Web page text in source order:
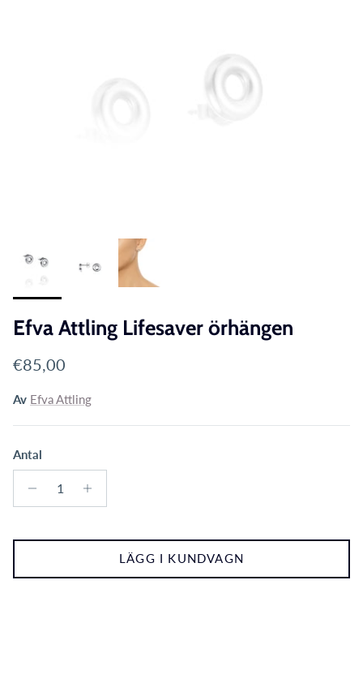
Efva Attling Lifesaver örhängen
Translation missing:
€85,00
Av Efva Attling
Antal
LÄGG I KUNDVAGN